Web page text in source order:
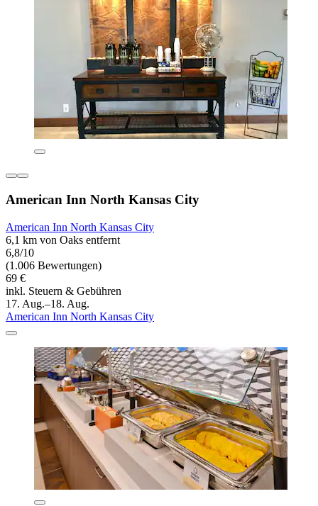
American Inn North Kansas City
American Inn North Kansas City
6,1 km von Oaks entfernt
6,8/10
(1.006 Bewertungen)
69 €
inkl. Steuern & Gebühren
17. Aug.–18. Aug.
American Inn North Kansas City